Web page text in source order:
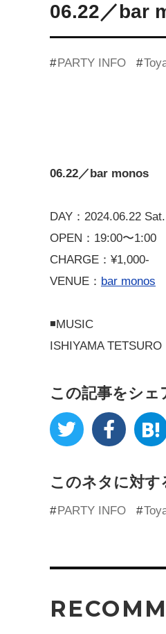
06.22／bar
PARTY INFO
06.22／bar monos
DAY：2024.06.22 Sat.
OPEN：19:00〜1:00
CHARGE：¥1,000-
VENUE： bar monos
◾️MUSIC
ISHIYAMA TETSURO
この記事をシェ
このネタに対す
PARTY INFO